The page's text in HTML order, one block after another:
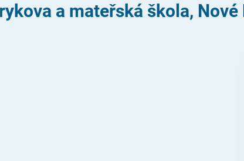
a mateřská škola, Nové